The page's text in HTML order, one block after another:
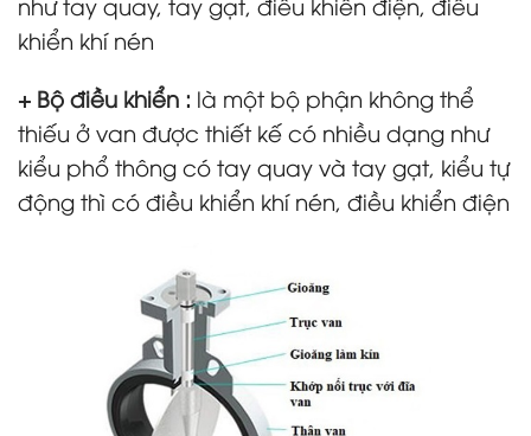
khiển khí nén
+ Bộ điều khiển : là một bộ phận không thể
thiếu ở van được thiết kế có nhiều dạng như
kiểu phổ thông có tay quay và tay gạt, kiểu tự
động thì có điều khiển khí nén, điều khiển điện